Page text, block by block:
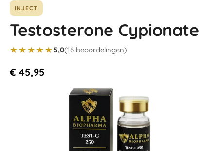
INJECT
Testosterone Cypionate
★★★★★ 5,0(16 beoordelingen)
€ 45,95